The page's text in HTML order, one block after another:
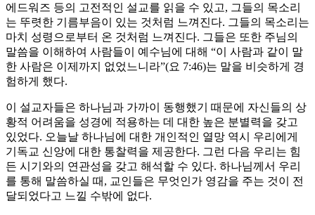
에드워즈 등의 고전적인 설교를 읽을 수 있고, 그들의 목소리
는 뚜렷한 기름부음이 있는 것처럼 느껴진다. 그들의 목소리는
마치 성령으로부터 온 것처럼 느껴진다. 그들은 또한 주님의
말씀을 이해하여 사람들이 예수님에 대해 “이 사람과 같이 말
한 사람은 이제까지 없었느니라”(요 7:46)는 말을 비슷하게 경
험하게 했다.
이 설교자들은 하나님과 가까이 동행했기 때문에 자신들의 상
황적 어려움을 성경에 적용하는 데 대한 높은 분별력을 갖고
있었다. 오늘날 하나님에 대한 개인적인 열망 역시 우리에게
기독교 신앙에 대한 통찰력을 제공한다. 그런 다음 우리는 힘
든 시기와의 연관성을 갖고 해석할 수 있다. 하나님께서 우리
를 통해 말씀하실 때, 교인들은 무엇인가 영감을 주는 것이 전
달되었다고 느낄 수밖에 없다.